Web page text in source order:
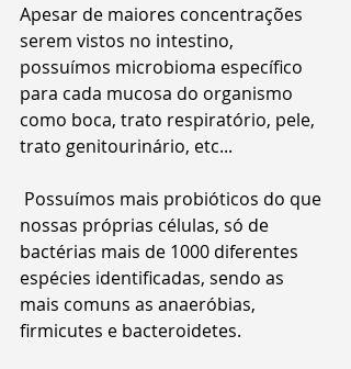
Apesar de maiores concentrações
serem vistos no intestino,
possuímos microbioma específico
para cada mucosa do organismo
como boca, trato respiratório, pele,
trato genitourinário, etc...
nossas próprias células, só de
bactérias mais de 1000 diferentes
espécies identificadas, sendo as
mais comuns as anaeróbias,
firmicutes e bacteroidetes.